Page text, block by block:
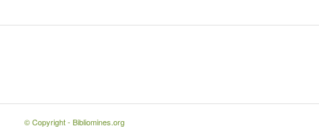
© Copyright - Bibliomines.org